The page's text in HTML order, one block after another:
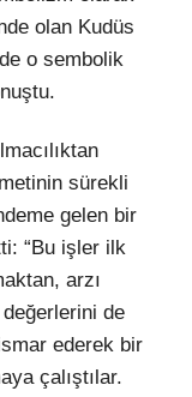
olan Kudüs
o sembolik
sürekli
gelen bir
“Bu işler ilk
arzı
değerlerini de
ederek bir
çalıştılar.